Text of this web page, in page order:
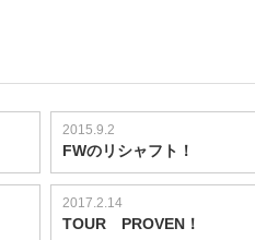
2015.9.2
FWのリシャフト！
2017.2.14
TOUR PROVEN！